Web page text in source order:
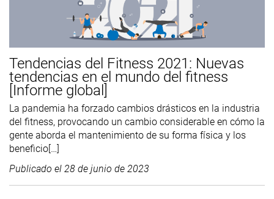
Tendencias del Fitness 2021: Nuevas
tendencias en el mundo del fitness
[Informe global]
La pandemia ha forzado cambios drásticos en la industria
del fitness, provocando un cambio considerable en cómo la
gente aborda el mantenimiento de su forma física y los
beneficio[…]
Publicado el 28 de junio de 2023